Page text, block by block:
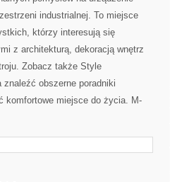
industrialnej. To miejsce
którzy interesują się
z architekturą, dekoracją wnętrz
Zobacz także Style
obszerne poradniki
komfortowe miejsce do życia. M-